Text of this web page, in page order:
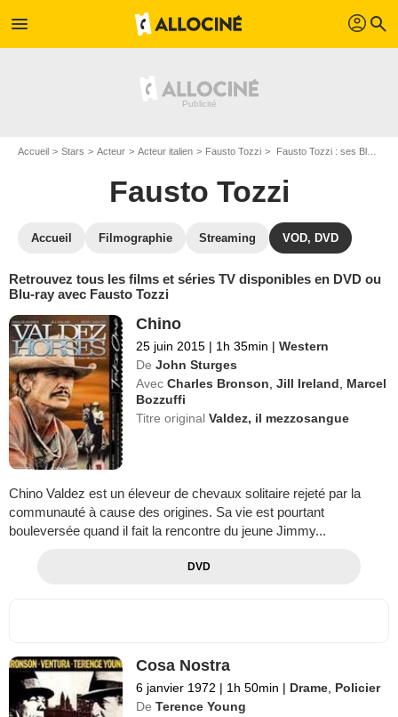
menu profil search
Accueil Stars Acteur Acteur italien Fausto Tozzi Fausto Tozzi : ses Blu-Ray, DVD, VOD, SVOD
Fausto Tozzi
Accueil Filmographie Streaming VOD, DVD
Retrouvez tous les films et séries TV disponibles en DVD ou
Blu-ray avec Fausto Tozzi
Chino
25 juin 2015 | 1h 35min | Western
De John Sturges
Avec Charles Bronson ,Jill Ireland
Marcel
Bozzuffi
Titre originalValdez, il mezzosangue
Chino Valdez est un éleveur de chevaux solitaire rejeté par la
communauté à cause des origines. Sa vie est pourtant
bouleversée quand il fait la rencontre du jeune Jimmy...
DVD
Cosa Nostra
6 janvier 1972 | 1h 50min | Drame Policier
De Terence Young